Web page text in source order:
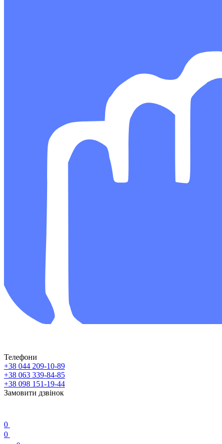
Телефони
+38 044 209-10-89
+38 063 339-84-85
+38 098 151-19-44
Замовити дзвінок
0
0